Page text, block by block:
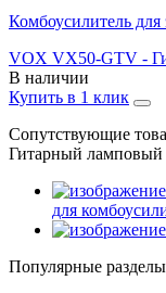
Комбоусилитель для
VOX VX50-GTV -
В наличии
Купить в 1 клик
Сопутствующие
Гитарный ламповый
для
Популярные разделы